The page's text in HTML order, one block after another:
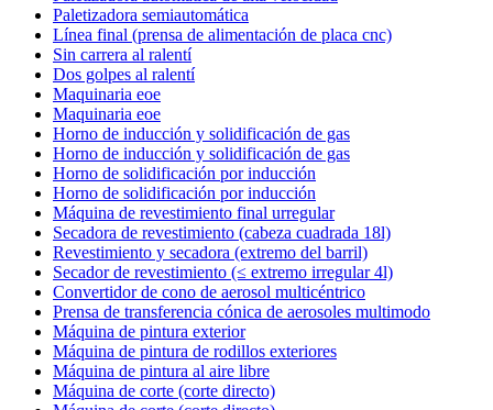
Paletizadora semiautomática
Línea final (prensa de alimentación de placa cnc)
Sin carrera al ralentí
Dos golpes al ralentí
Maquinaria eoe
Maquinaria eoe
Horno de inducción y solidificación de gas
Horno de inducción y solidificación de gas
Horno de solidificación por inducción
Horno de solidificación por inducción
Máquina de revestimiento final urregular
Secadora de revestimiento (cabeza cuadrada 18l)
Revestimiento y secadora (extremo del barril)
Secador de revestimiento (≤ extremo irregular 4l)
Convertidor de cono de aerosol multicéntrico
Prensa de transferencia cónica de aerosoles multimodo
Máquina de pintura exterior
Máquina de pintura de rodillos exteriores
Máquina de pintura al aire libre
Máquina de corte (corte directo)